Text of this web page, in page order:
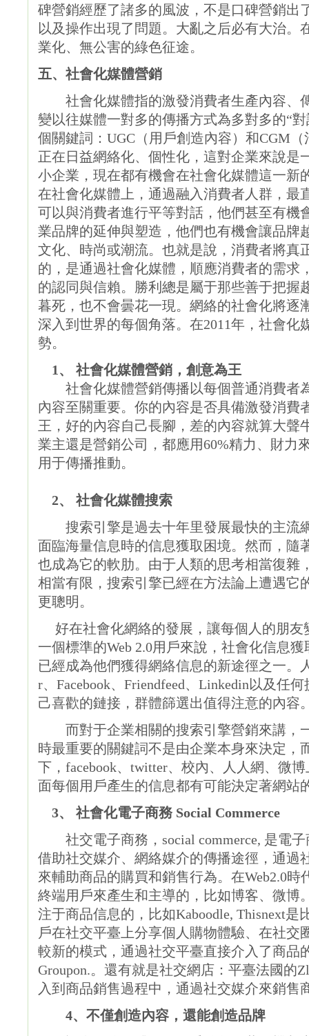
碑營銷經歷了諸多的風波，不是口碑營銷出
以及操作出現了問題。大亂之后必有大治。
業化、無公害的綠色征途。
五、社會化媒體營銷
社會化媒體指的激發消費者生產內容、
變以往媒體一對多的傳播方式為多對多的“
個關鍵詞：UGC（用戶創造內容）和CGM
正在日益網絡化、個性化，這對企業來說是
小企業，現在都有機會在社會化媒體這一新
在社會化媒體上，通過融入消費者人群，最
可以與消費者進行平等對話，他們甚至有機
業品牌的延伸與塑造，他們也有機會讓品牌
文化、時尚或潮流。也就是說，消費者將真
的，是通過社會化媒體，順應消費者的需求
的認同與信賴。勝利總是屬于那些善于把握
暮死，也不會曇花一現。網絡的社會化將逐
深入到世界的每個角落。在2011年，社會化
勢。
1、 社會化媒體營銷，創意為王
社會化媒體營銷傳播以每個普通消費者
內容至關重要。你的內容是否具備激發消費
王，好的內容自己長腳，差的內容就算大聲
業主還是營銷公司，都應用60%精力、財力
用于傳播推動。
2、 社會化媒體搜索
搜索引擎是過去十年里發展最快的主流
面臨海量信息時的信息獲取困境。然而，隨
也成為它的軟肋。由于人類的思考相當復雜
相當有限，搜索引擎已經在方法論上遭遇它
更聰明。
好在社會化網絡的發展，讓每個人的朋友
一個標準的Web 2.0用戶來說，社會化信息
已經成為他們獲得網絡信息的新途徑之一。
r、Facebook、Friendfeed、Linkedin以及任
己喜歡的鏈接，群體篩選出值得注意的內容
而對于企業相關的搜索引擎營銷來講，
時最重要的關鍵詞不是由企業本身來決定，
下，facebook、twitter、校內、人人網、微
面每個用戶產生的信息都有可能決定著網站
3、 社會化電子商務 Social Commerce
社交電子商務，social commerce, 是電子
借助社交媒介、網絡媒介的傳播途徑，通過
來輔助商品的購買和銷售行為。在Web2.0
終端用戶來產生和主導的，比如博客、微博
注于商品信息的，比如Kaboodle, Thisnext
戶在社交平臺上分享個人購物體驗、在社交
較新的模式，通過社交平臺直接介入了商品
Groupon.。還有就是社交網店：平臺法國的
入到商品銷售過程中，通過社交媒介來銷售
4、不僅創造內容，還能創造品牌